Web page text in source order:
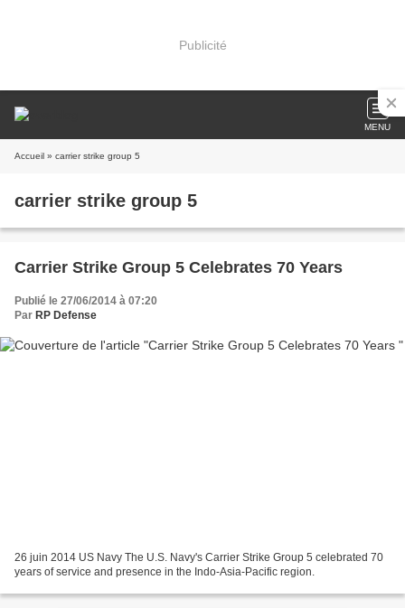
Publicité
MENU
Accueil » carrier strike group 5
carrier strike group 5
Carrier Strike Group 5 Celebrates 70 Years
Publié le 27/06/2014 à 07:20
Par RP Defense
26 juin 2014 US Navy The U.S. Navy's Carrier Strike Group 5 celebrated 70
years of service and presence in the Indo-Asia-Pacific region.